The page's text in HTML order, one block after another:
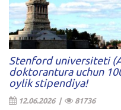
Stenford universiteti
doktorantura uchun
oylik stipendiya!
12.06.2026 | 81736